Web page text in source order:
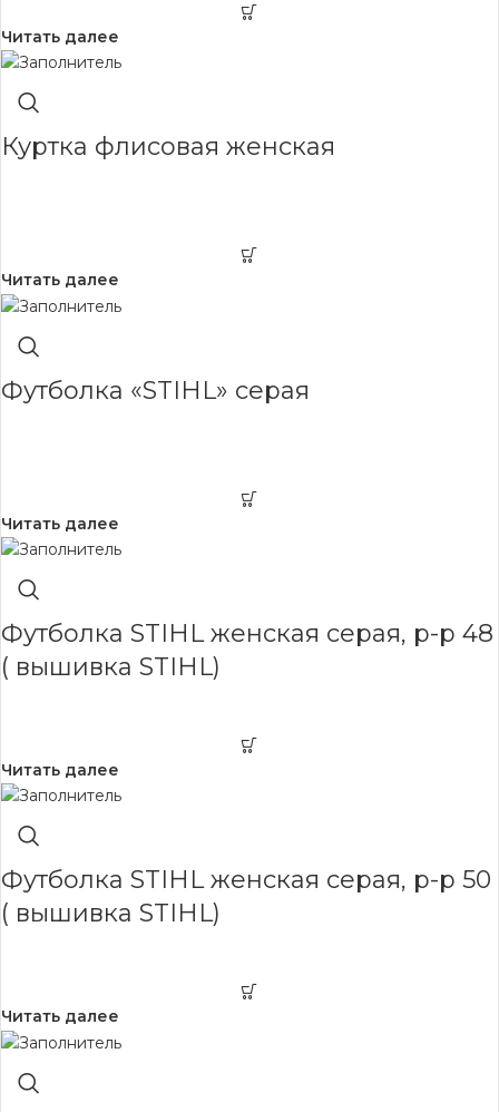
Читать далее
Куртка флисовая женская
Читать далее
Футболка «STIHL» серая
Читать далее
Футболка STIHL женская серая, р-р 48
( вышивка STIHL)
Читать далее
Футболка STIHL женская серая, р-р 50
( вышивка STIHL)
Читать далее